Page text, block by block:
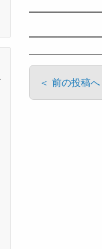
＜ 前の投稿